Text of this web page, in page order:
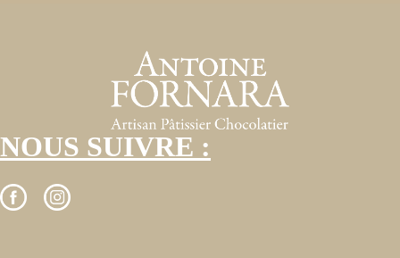
NOUS SUIVRE :